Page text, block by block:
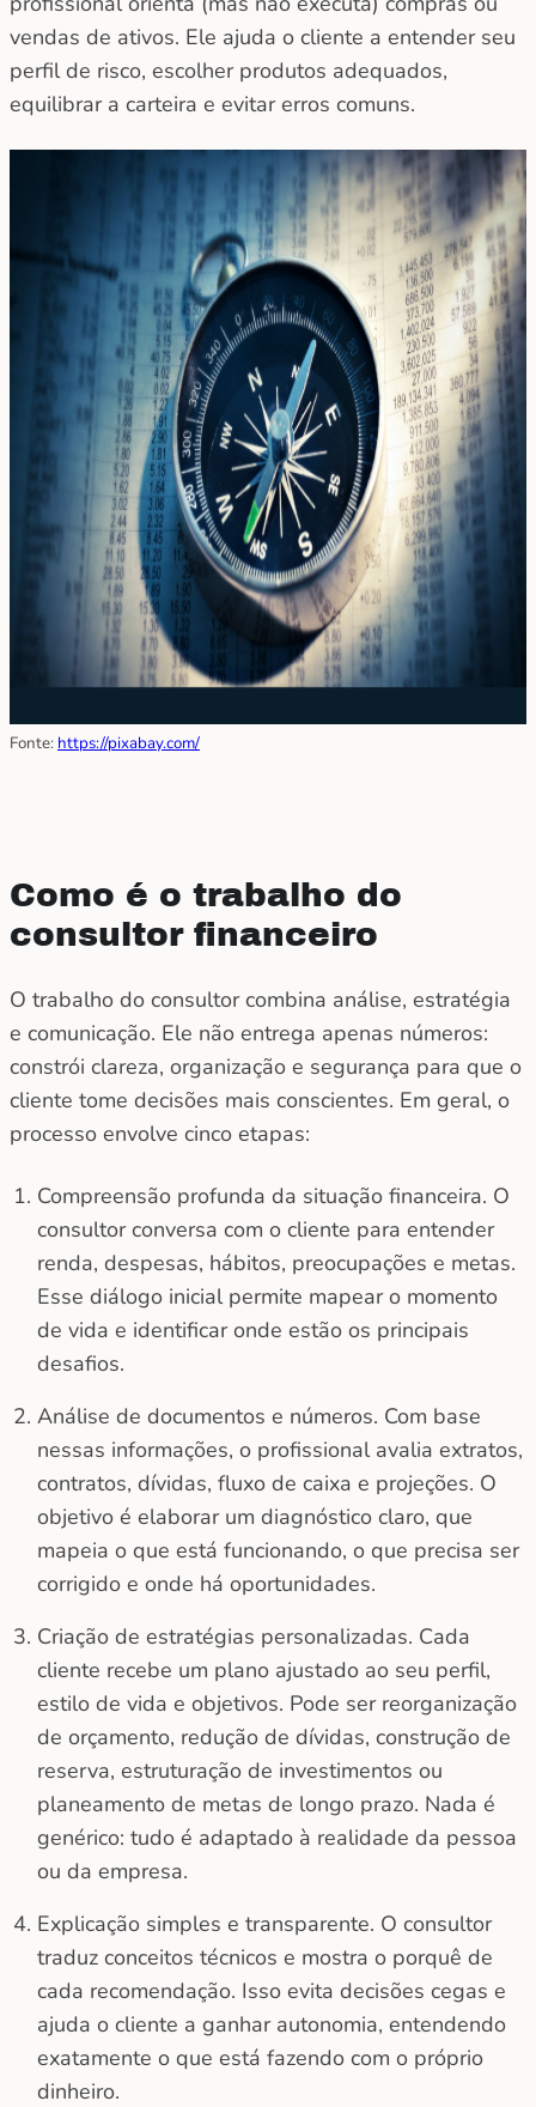
vendas de ativos. Ele ajuda o cliente a entender seu
perfil de risco, escolher produtos adequados,
equilibrar a carteira e evitar erros comuns.
Fonte: https://pixabay.com/
Como é o trabalho do
consultor financeiro
O trabalho do consultor combina análise, estratégia
e comunicação. Ele não entrega apenas números:
constrói clareza, organização e segurança para que o
cliente tome decisões mais conscientes. Em geral, o
processo envolve cinco etapas:
Compreensão profunda da situação financeira. O
consultor conversa com o cliente para entender
renda, despesas, hábitos, preocupações e metas.
Esse diálogo inicial permite mapear o momento
de vida e identificar onde estão os principais
desafios.
Análise de documentos e números. Com base
nessas informações, o profissional avalia extratos,
contratos, dívidas, fluxo de caixa e projeções. O
objetivo é elaborar um diagnóstico claro, que
mapeia o que está funcionando, o que precisa ser
corrigido e onde há oportunidades.
Criação de estratégias personalizadas. Cada
cliente recebe um plano ajustado ao seu perfil,
estilo de vida e objetivos. Pode ser reorganização
de orçamento, redução de dívidas, construção de
reserva, estruturação de investimentos ou
planeamento de metas de longo prazo. Nada é
genérico: tudo é adaptado à realidade da pessoa
ou da empresa.
Explicação simples e transparente. O consultor
traduz conceitos técnicos e mostra o porquê de
cada recomendação. Isso evita decisões cegas e
ajuda o cliente a ganhar autonomia, entendendo
exatamente o que está fazendo com o próprio
dinheiro.